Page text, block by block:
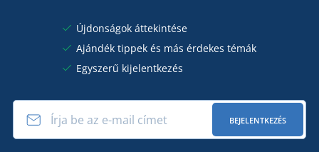
Újdonságok áttekintése
Ajándék tippek és más érdekes témák
Egyszerű kijelentkezés
BEJELENTKEZÉS